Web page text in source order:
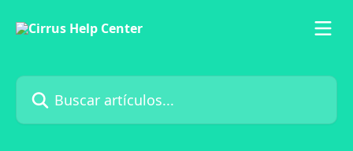
Buscar artículos...